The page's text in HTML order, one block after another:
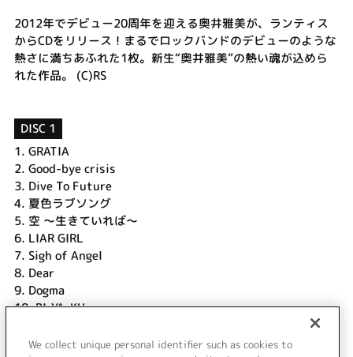
2012年でデビュー20周年を迎える奥井雅美が、ランティス
からCDをリリース！まるでロックバンドのデビューのような
熱さに満ちあふれた1枚。新生“奥井雅美”の熱い魂が込めら
れた作品。 (C)RS
DISC 1
1. GRATIA
2. Good-bye crisis
3. Dive To Future
4. 夏色ラブソング
5. 空 ～生きていれば～
6. LIAR GIRL
7. Sigh of Angel
8. Dear
9. Dogma
10.BI-YA-KU
12.ミギマワリ進化系
We collect unique personal identifier such as cookies to